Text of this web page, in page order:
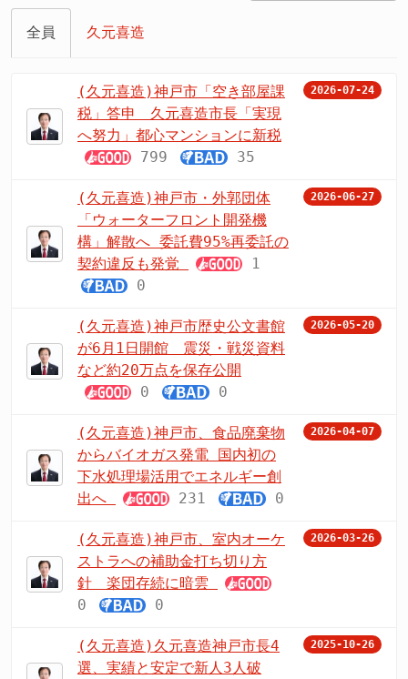
全員 久元喜造
(久元喜造)神戸市「空き部屋課
税」答申 久元喜造市長「実現
へ努力」都心マンションに新税
799
35
2026-07-24
(久元喜造)神戸市・外郭団体
「ウォーターフロント開発機
構」解散へ 委託費95%再委託の
契約違反も発覚
1
0
2026-06-27
(久元喜造)神戸市歴史公文書館
が6月1日開館 震災・戦災資料
など約20万点を保存公開
0
0
2026-05-20
(久元喜造)神戸市、食品廃棄物
からバイオガス発電 国内初の
下水処理場活用でエネルギー創
出へ
231 0
2026-04-07
(久元喜造)神戸市、室内オーケ
ストラへの補助金打ち切り方
針 楽団存続に暗雲
0
0
2026-03-26
(久元喜造)久元喜造神戸市長4
選、実績と安定で新人3人破
2025-10-26